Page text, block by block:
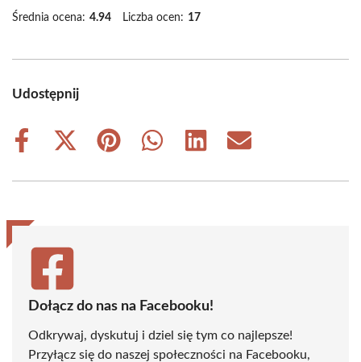
Średnia ocena: 4.94 Liczba ocen: 17
Udostępnij
Share
Share
(Twitter)
Share
Share
Share
Share
Dołącz do nas na Facebooku!
Odkrywaj, dyskutuj i dziel się tym co najlepsze!
Przyłącz się do naszej społeczności na Facebooku,